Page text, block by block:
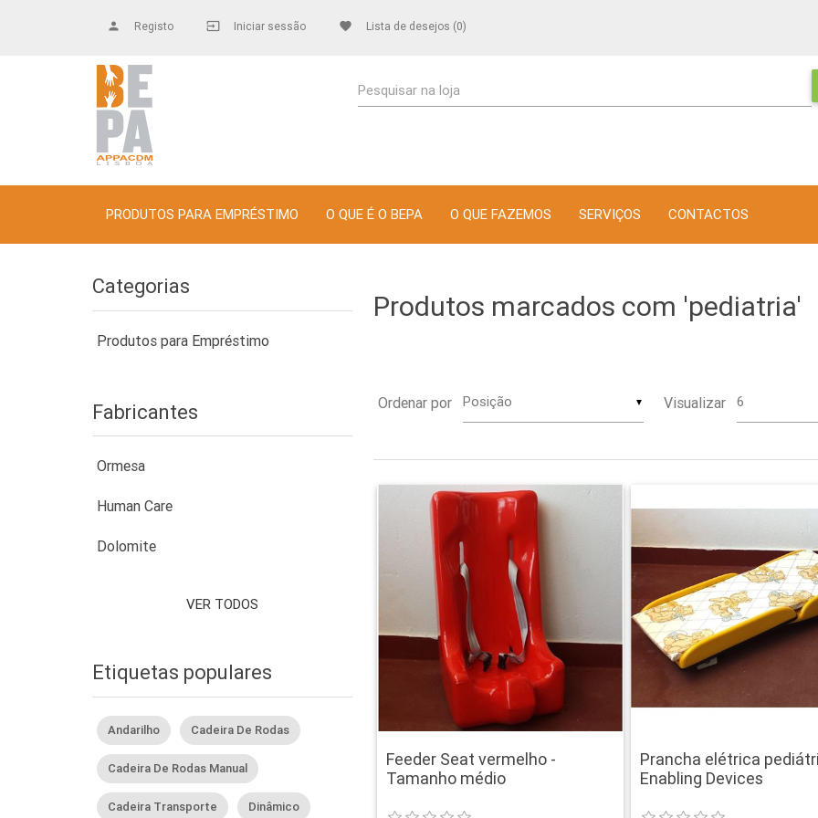
Registo
person Iniciar sessão
input favorite Lista de desejos (0)
Pesquisar na loja
PRODUTOS PARA EMPRÉSTIMO O QUE É O BEPA O QUE FAZEMOS SERVIÇOS CONTACTOS
Categorias
Produtos para Empréstimo
Fabricantes
Ormesa
Human Care
Dolomite
VER TODOS
Etiquetas populares
Andarilho Cadeira De Rodas
Cadeira De Rodas Manual
Cadeira Transporte Dinâmico
Produtos marcados com 'pediatria'
Ordenar por ▼ Visualizar
Feeder Seat vermelho -
Tamanho médio
Prancha elétrica
Enabling Devices